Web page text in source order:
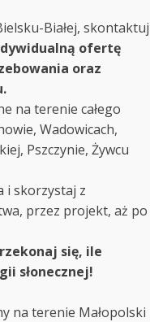
Białej, skontaktuj
ofertę
oraz
na terenie całego
Wadowicach,
Pszczynie, Żywcu
i skorzystaj z
przez projekt, aż po
się, ile
słonecznej!
na terenie Małopolski